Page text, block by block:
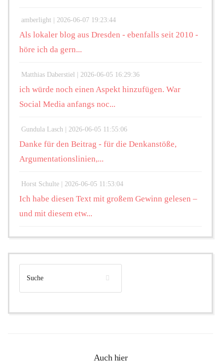
amberlight | 2026-06-07 19:23:44
Als lokaler blog aus Dresden - ebenfalls seit 2010 -
höre ich da gern...
Matthias Daberstiel | 2026-06-05 16:29:36
ich würde noch einen Aspekt hinzufügen. War
Social Media anfangs noc...
Gundula Lasch | 2026-06-05 11:55:06
Danke für den Beitrag - für die Denkanstöße,
Argumentationslinien,...
Horst Schulte | 2026-06-05 11:53:04
Ich habe diesen Text mit großem Gewinn gelesen –
und mit diesem etw...
Auch hier